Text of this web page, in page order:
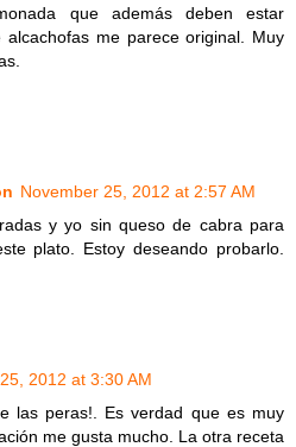
que además deben estar
alcachofas me parece original. Muy
November 25, 2012 at 2:57 AM
y yo sin queso de cabra para
plato. Estoy deseando probarlo.
2012 at 3:30 AM
las peras!. Es verdad que es muy
me gusta mucho. La otra receta